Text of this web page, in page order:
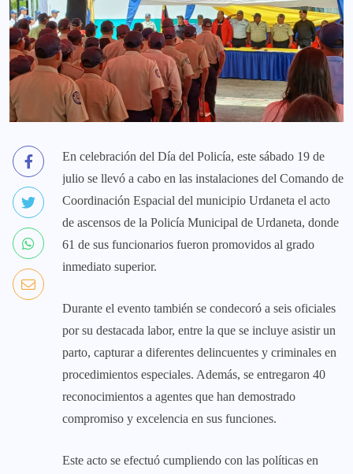
En celebración del Día del Policía, este sábado 19 de
julio se llevó a cabo en las instalaciones del Comando de
Coordinación Espacial del municipio Urdaneta el acto
de ascensos de la Policía Municipal de Urdaneta, donde
61 de sus funcionarios fueron promovidos al grado
inmediato superior.
Durante el evento también se condecoró a seis oficiales
por su destacada labor, entre la que se incluye asistir un
parto, capturar a diferentes delincuentes y criminales en
procedimientos especiales. Además, se entregaron 40
reconocimientos a agentes que han demostrado
compromiso y excelencia en sus funciones.
Este acto se efectuó cumpliendo con las políticas en